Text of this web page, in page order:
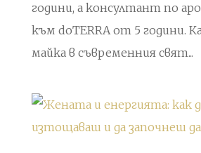
години, а консултант по
към doTERRA от 5 години.
майка в съвременния свят...